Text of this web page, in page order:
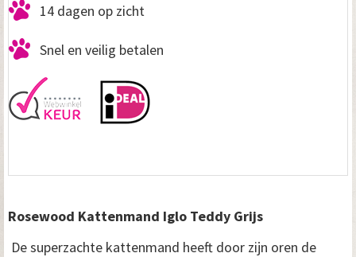
14 dagen op zicht
Snel en veilig betalen
Rosewood Kattenmand Iglo Teddy Grijs
De superzachte kattenmand heeft door zijn oren de